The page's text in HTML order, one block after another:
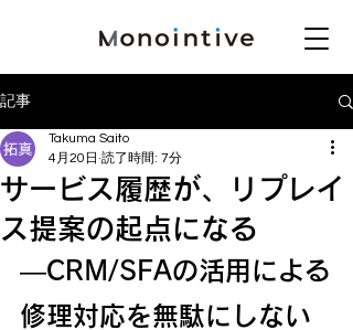
記事
サービス履歴が、リプレイ
ス提案の起点になる
Takuma Saito
4月20日 読了時間: 7分
—CRM/SFAの活用による
修理対応を無駄にしない